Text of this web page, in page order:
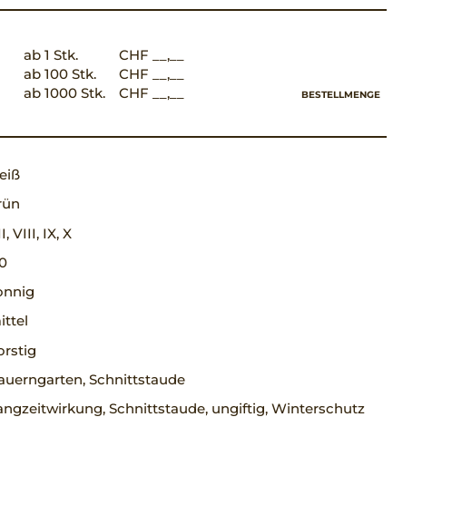
ab 1 Stk.
CHF __,__
ab 100 Stk.
CHF __,__
ab 1000 Stk.
CHF __,__ BESTELLMENGE
VIII, IX, X
Schnittstaude
Schnittstaude, ungiftig, Winterschutz